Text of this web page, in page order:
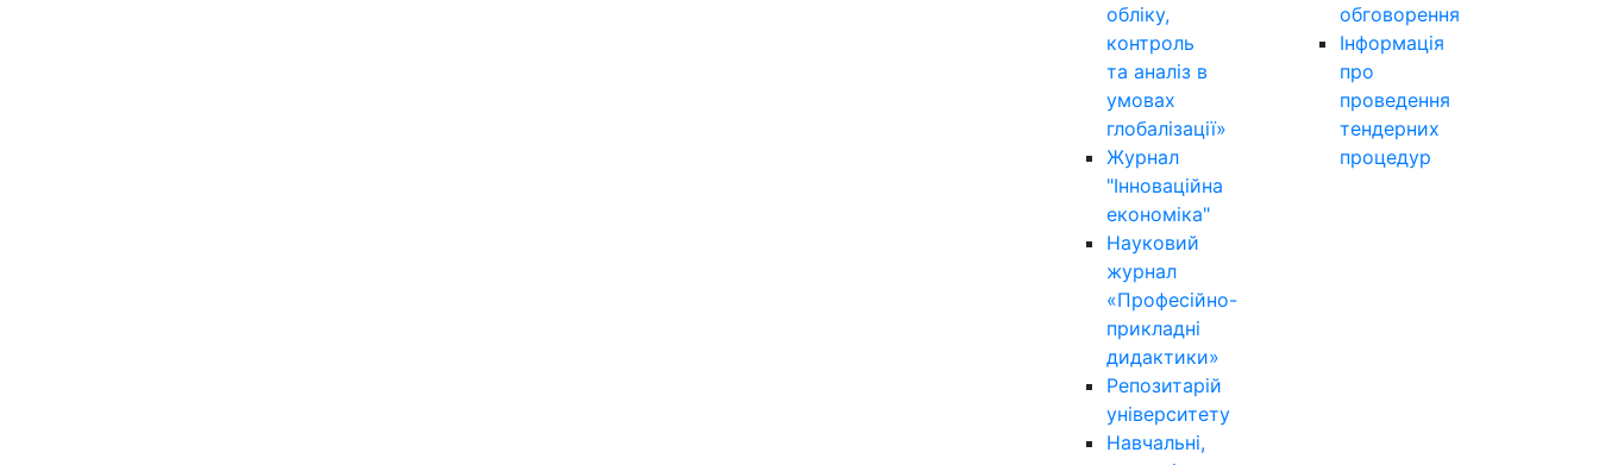
обліку,
контроль
та аналіз в
умовах
глобалізації»
Журнал
"Інноваційна
економіка"
Науковий
журнал
«Професійно-
прикладні
дидактики»
Репозитарій
університету
Навчальні,
обговорення
Інформація
про
проведення
тендерних
процедур